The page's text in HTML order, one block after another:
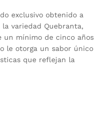
exclusivo obtenido a
variedad Quebranta,
un mínimo de cinco años
le otorga un sabor único
que reflejan la